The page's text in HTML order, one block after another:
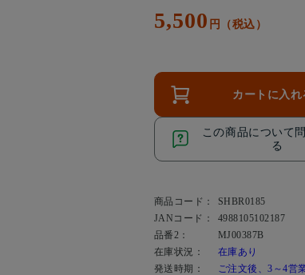
5,500 円（税込）
カートに入れ
この商品について
る
商品コード：
SHBR0185
JANコード：
4988105102187
品番2：
MJ00387B
在庫状況：
在庫あり
発送時期：
ご注文後、3～4営